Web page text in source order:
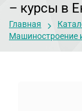
– курсы в
Главная
Машиностроение